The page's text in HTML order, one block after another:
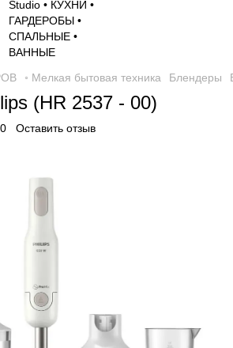
◦ Мелкая бытовая техника Блендеры
(HR 2537 - 00)
Оставить отзыв